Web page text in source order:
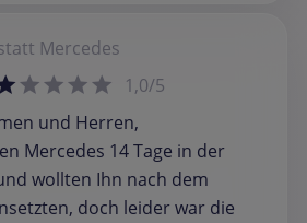
Mercedes
1,0/5
und Herren,
Mercedes 14 Tage in der
wollten Ihn nach dem
doch leider war die